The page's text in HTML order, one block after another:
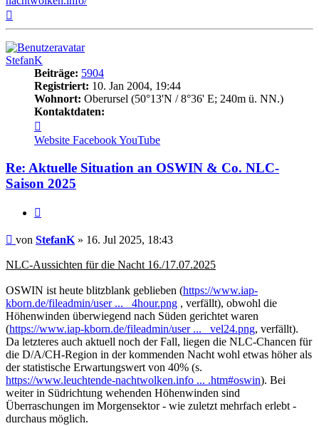
StefanK
Beiträge: 5904
Registriert: 10. Jan 2004, 19:44
Wohnort: Oberursel (50°13'N / 8°36' E; 240m ü. NN.)
Kontaktdaten:
von
StefanK
Website FacebookYouTube
Re: Aktuelle Situation an OSWIN & Co. NLC-
Saison 2025
Beitrag
von StefanK» 16. Jul 2025, 18:43
NLC-Aussichten für die Nacht 16./17.07.2025
OSWIN ist heute blitzblank geblieben (https://www.iap-
kborn.de/fileadmin/user ... _4hour.png , verfällt), obwohl die
Höhenwinden überwiegend nach Süden gerichtet waren
(https://www.iap-kborn.de/fileadmin/user ... _vel24.png, verfällt).
Da letzteres auch aktuell noch der Fall, liegen die NLC-Chancen für
die D/A/CH-Region in der kommenden Nacht wohl etwas höher als
der statistische Erwartungswert von 40% (s.
https://www.leuchtende-nachtwolken.info ... .htm#oswin). Bei
weiter in Südrichtung wehenden Höhenwinden sind
Überraschungen im Morgensektor - wie zuletzt mehrfach erlebt -
durchaus möglich.